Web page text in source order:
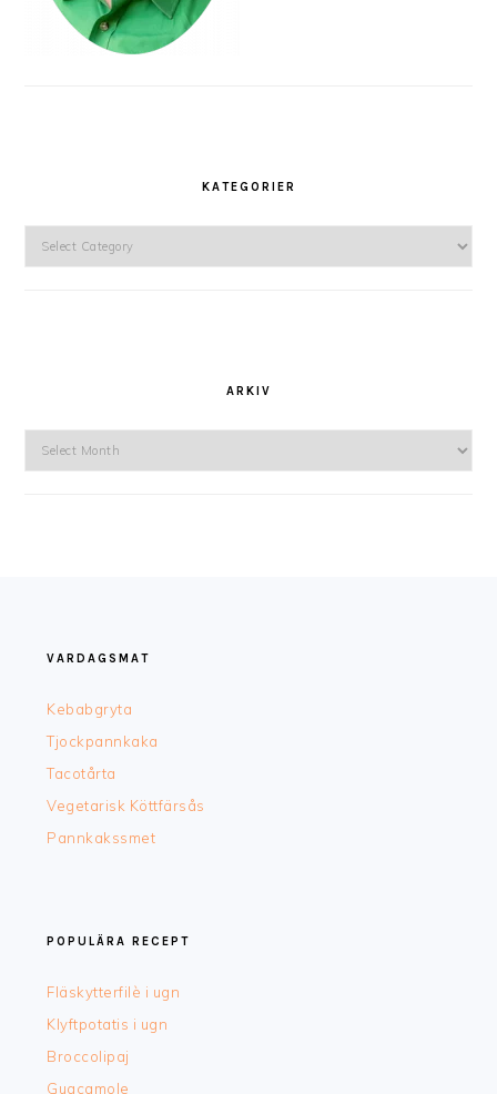
KATEGORIER
ARKIV
VARDAGSMAT
Kebabgryta
Tjockpannkaka
Tacotårta
Vegetarisk Köttfärsås
Pannkakssmet
POPULÄRA RECEPT
Fläskytterfilè i ugn
Klyftpotatis i ugn
Broccolipaj
Guacamole